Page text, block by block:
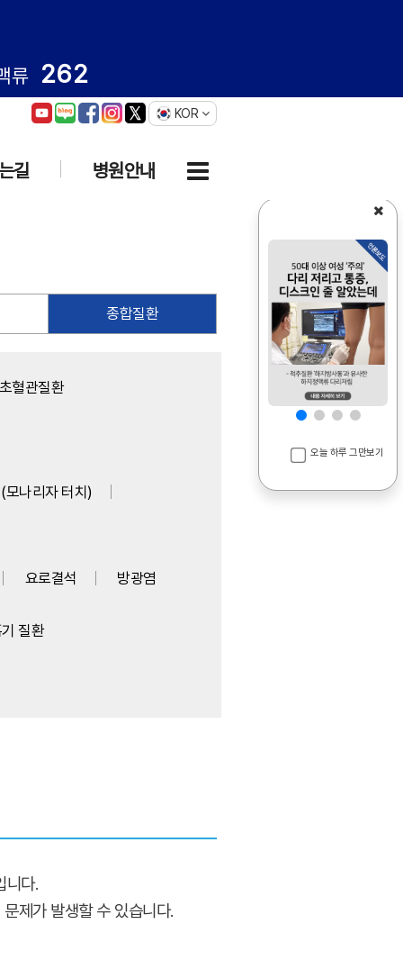
오늘 하루 그만보기
류 262
KOR
길 병원안내
종합질환
혈관질환
모나리자 터치)
요로결석 방광염
질환
니다.
제가 발생할 수 있습니다.